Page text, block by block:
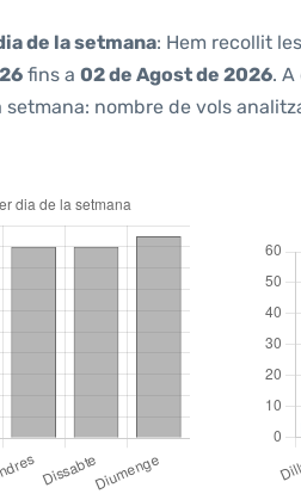
de la setmana: Hem recollit
fins a 02 de Agost de 2026.
setmana: nombre de vols